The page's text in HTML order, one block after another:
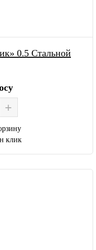
0.5 Стальной
+
клик